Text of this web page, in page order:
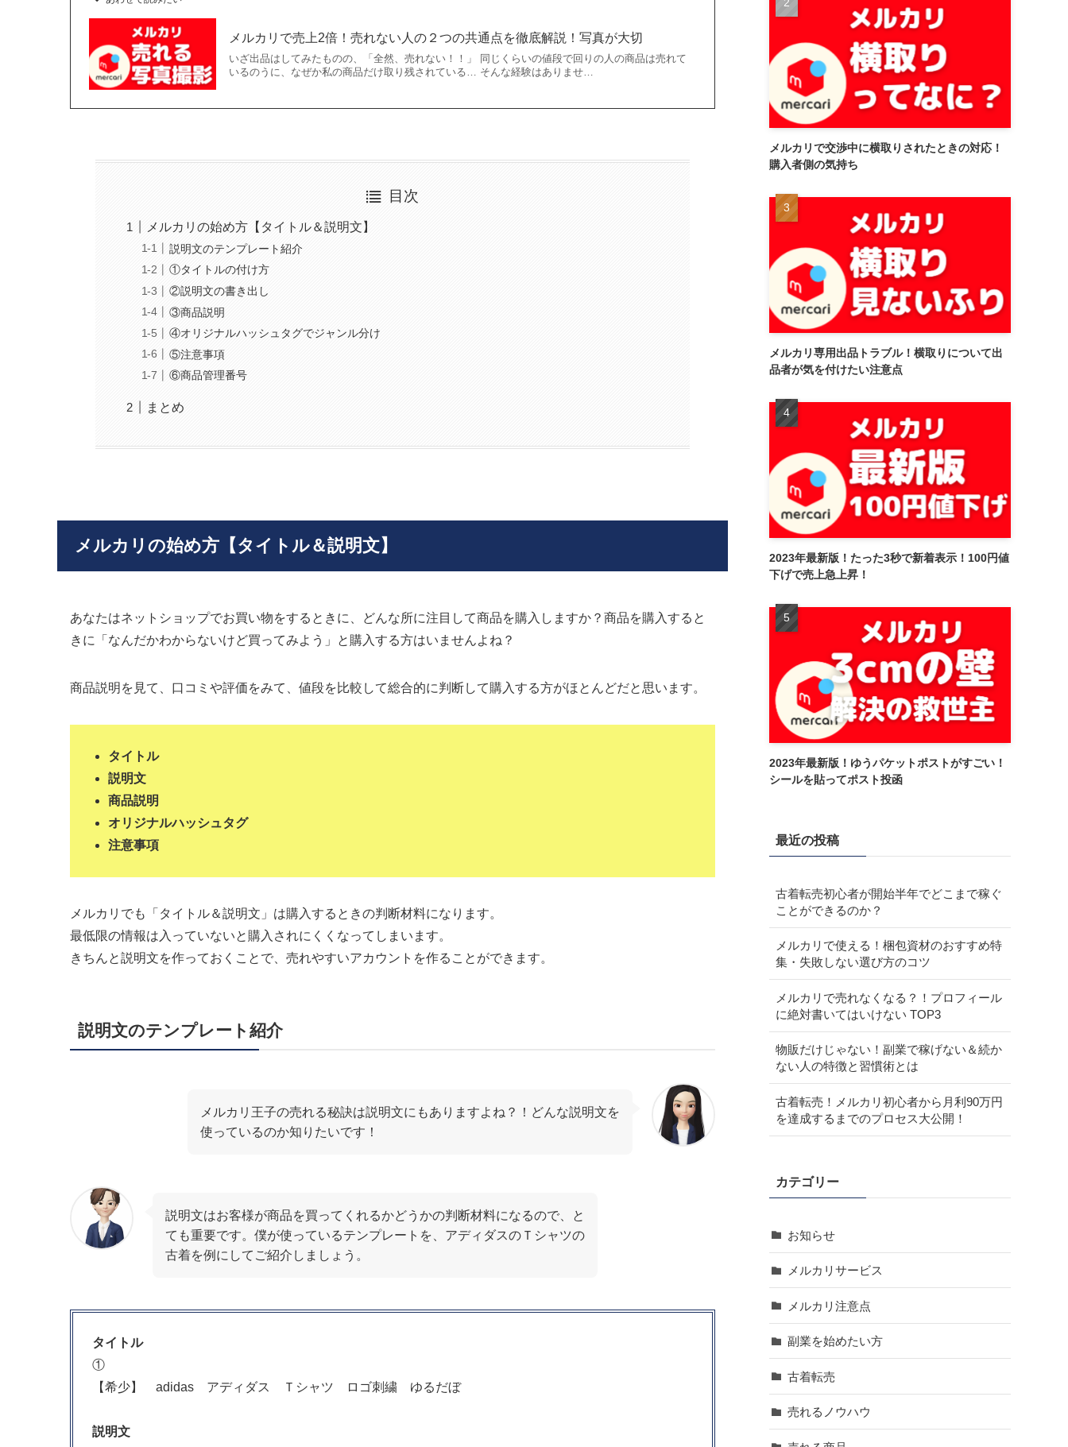
メルカリで売上2倍！売れない人の２つの共通点を徹底解説！写真が大切
いざ出品はしてみたものの、「全然、売れない！！」 同じくらいの値段で回りの人の商品は売れて
いるのうに、なぜか私の商品だけ取り残されている… そんな経験はありませ…
目次
メルカリの始め方【タイトル＆説明文】
説明文のテンプレート紹介
①タイトルの付け方
②説明文の書き出し
③商品説明
④オリジナルハッシュタグでジャンル分け
⑤注意事項
⑥商品管理番号
まとめ
メルカリの始め方【タイトル＆説明文】
あなたはネットショップでお買い物をするときに、どんな所に注目して商品を購入しますか？商品を購入すると
きに「なんだかわからないけど買ってみよう」と購入する方はいませんよね？
商品説明を見て、口コミや評価をみて、値段を比較して総合的に判断して購入する方がほとんどだと思います。
タイトル
説明文
商品説明
オリジナルハッシュタグ
注意事項
メルカリでも「タイトル＆説明文」は購入するときの判断材料になります。
最低限の情報は入っていないと購入されにくくなってしまいます。
きちんと説明文を作っておくことで、売れやすいアカウントを作ることができます。
説明文のテンプレート紹介
メルカリ王子の売れる秘訣は説明文にもありますよね？！どんな説明文を
使っているのか知りたいです！
説明文はお客様が商品を買ってくれるかどうかの判断材料になるので、と
ても重要です。僕が使っているテンプレートを、アディダスのＴシャツの
古着を例にしてご紹介しましょう。
タイトル
①
【希少】 adidas アディダス Ｔシャツ ロゴ刺繍 ゆるだぼ
説明文
メルカリで交渉中に横取りされたときの対応！
購入者側の気持ち
メルカリ専用出品トラブル！横取りについて出
品者が気を付けたい注意点
2023年最新版！たった3秒で新着表示！100円値
下げで売上急上昇！
2023年最新版！ゆうパケットポストがすごい！
シールを貼ってポスト投函
最近の投稿
古着転売初心者が開始半年でどこまで稼ぐ
ことができるのか？
メルカリで使える！梱包資材のおすすめ特
集・失敗しない選び方のコツ
メルカリで売れなくなる？！プロフィール
に絶対書いてはいけない TOP3
物販だけじゃない！副業で稼げない＆続か
ない人の特徴と習慣術とは
古着転売！メルカリ初心者から月利90万円
を達成するまでのプロセス大公開！
カテゴリー
お知らせ
メルカリサービス
メルカリ注意点
副業を始めたい方
古着転売
売れるノウハウ